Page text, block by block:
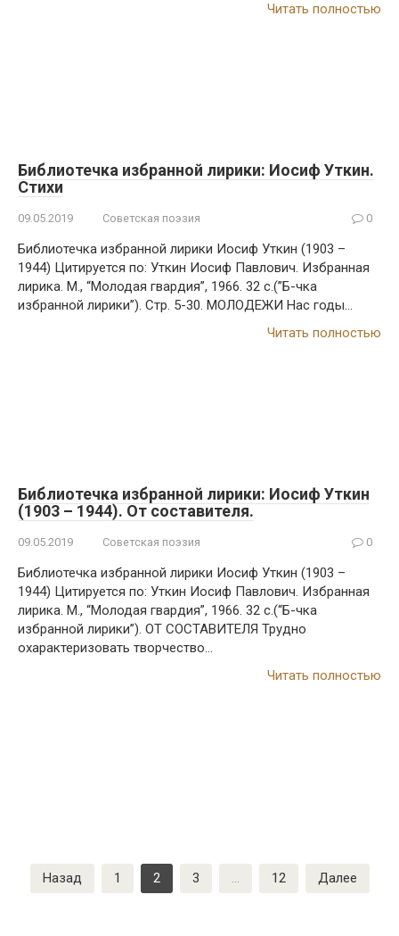
Читать полностью
Библиотечка избранной лирики: Иосиф Уткин.
Стихи
09.05.2019 Советская поэзия 0
Библиотечка избранной лирики Иосиф Уткин (1903 –
1944) Цитируется по: Уткин Иосиф Павлович. Избранная
лирика. М., “Молодая гвардия”, 1966. 32 с.(”Б-чка
избранной лирики”). Стр. 5-30. МОЛОДЕЖИ Нас годы…
Читать полностью
Библиотечка избранной лирики: Иосиф Уткин
(1903 – 1944). От составителя.
09.05.2019 Советская поэзия 0
Библиотечка избранной лирики Иосиф Уткин (1903 –
1944) Цитируется по: Уткин Иосиф Павлович. Избранная
лирика. М., “Молодая гвардия”, 1966. 32 с.(“Б-чка
избранной лирики”). ОТ СОСТАВИТЕЛЯ Трудно
охарактеризовать творчество…
Читать полностью
Пагинация
записей
Назад 1 2 3 … 12 Далее